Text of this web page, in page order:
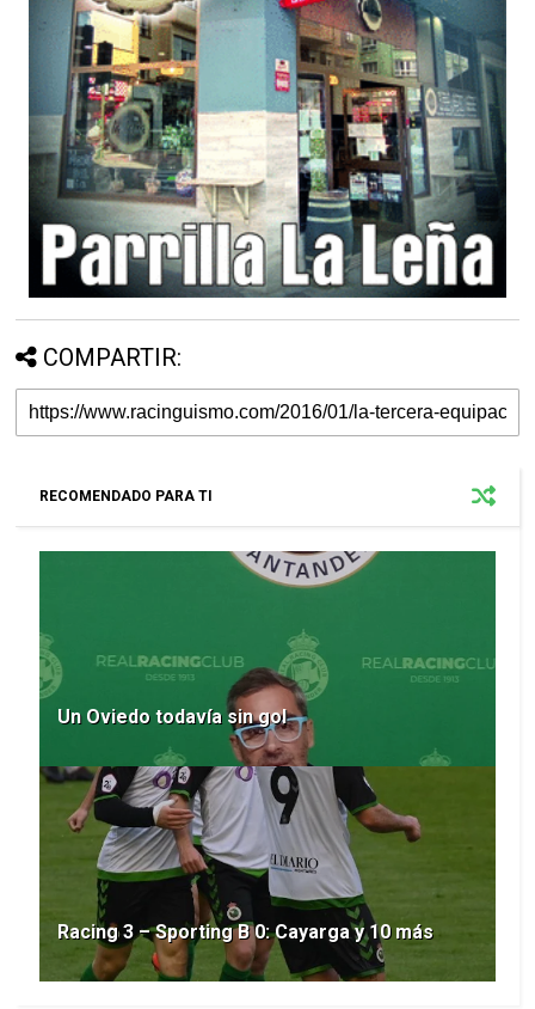
COMPARTIR:
RECOMENDADO PARA TI
Un Oviedo todavía sin gol
Racing 3 – Sporting B 0: Cayarga y 10 más